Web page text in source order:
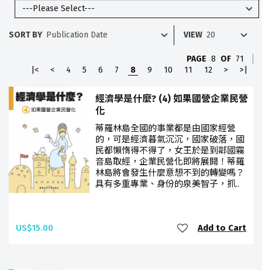
SORT BY VIEW
PAGE 8 OF 71
|<
< 4 5 6 7 8 9 10 11 12 > >|
經濟學是什麼? (4) 如果國營企業民營
化
蒂羅林島全國的事業都是由國家經營
的，可是經濟暮氣沉沉，國家破落，國
民都懶惰得不得了，女王於是到鄰國霧
音島取經，企業民營化即將展開！蒂羅
林島將會發生什麼意想不到的轉變嗎？
具有多重專業、身份的泉美智子，抓..
US$15.00 Add to Cart